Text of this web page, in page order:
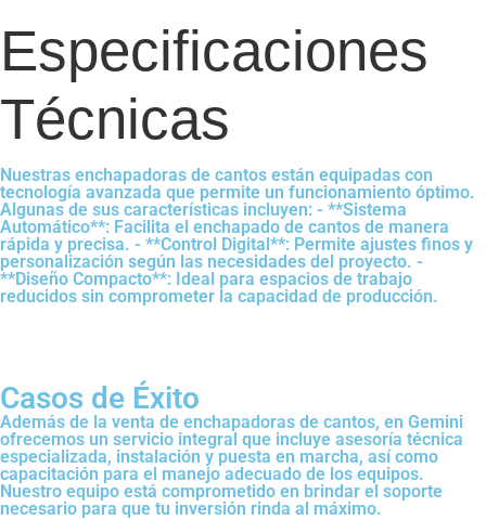
Especificaciones
Técnicas
Nuestras enchapadoras de cantos están equipadas con
tecnología avanzada que permite un funcionamiento óptimo.
Algunas de sus características incluyen: - **Sistema
Automático**: Facilita el enchapado de cantos de manera
rápida y precisa. - **Control Digital**: Permite ajustes finos y
personalización según las necesidades del proyecto. -
**Diseño Compacto**: Ideal para espacios de trabajo
reducidos sin comprometer la capacidad de producción.
Casos de Éxito
Además de la venta de enchapadoras de cantos, en Gemini
ofrecemos un servicio integral que incluye asesoría técnica
especializada, instalación y puesta en marcha, así como
capacitación para el manejo adecuado de los equipos.
Nuestro equipo está comprometido en brindar el soporte
necesario para que tu inversión rinda al máximo.